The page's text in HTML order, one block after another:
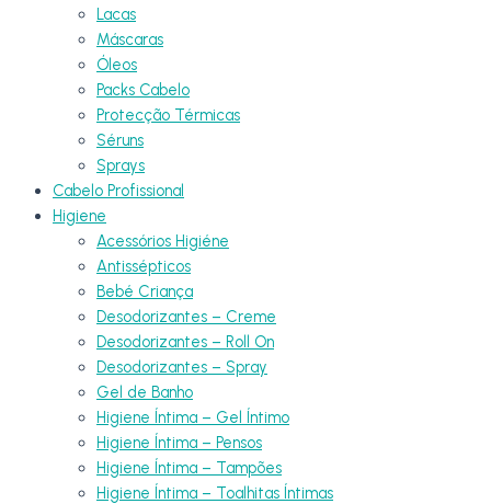
Lacas
Máscaras
Óleos
Packs Cabelo
Protecção Térmicas
Séruns
Sprays
Cabelo Profissional
Higiene
Acessórios Higiéne
Antissépticos
Bebé Criança
Desodorizantes – Creme
Desodorizantes – Roll On
Desodorizantes – Spray
Gel de Banho
Higiene Íntima – Gel Íntimo
Higiene Íntima – Pensos
Higiene Íntima – Tampões
Higiene Íntima – Toalhitas Íntimas